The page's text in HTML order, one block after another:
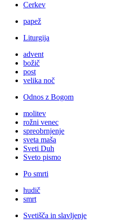
Cerkev
papež
Liturgija
advent
božič
post
velika noč
Odnos z Bogom
molitev
rožni venec
spreobrnjenje
sveta maša
Sveti Duh
Sveto pismo
Po smrti
hudič
smrt
Svetišča in slavljenje